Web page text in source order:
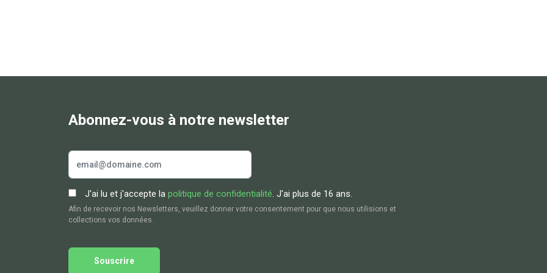
Abonnez-vous à notre newsletter
J'ai lu et j'accepte la politique de confidentialité. J'ai plus de 16 ans.
Afin de recevoir nos Newsletters, veuillez donner votre consentement pour que nous utilisions et
collections vos données.
Souscrire